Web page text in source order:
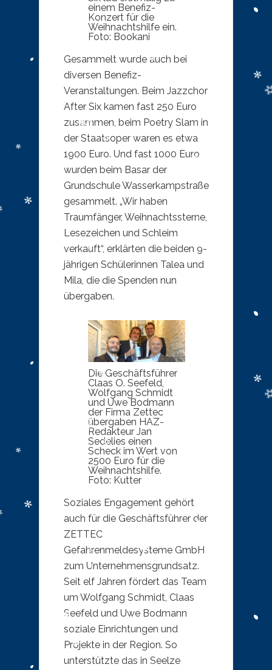
einem Benefiz-
Konzert für die
Weihnachtshilfe ein.
Foto: Bookani
Gesammelt wurde auch bei
diversen Benefiz-
Veranstaltungen. Beim Jazzchor
After Six kamen fast 250 Euro
zusammen, beim Poetry Slam in
der Staatsoper waren es etwa
1900 Euro. Und fast 1000 Euro
wurden beim Basar der
Grundschule Wasserkampstraße
gesammelt. „Wir haben
Traumfänger, Weihnachtssterne,
Lesezeichen und Schleim
verkauft“, erklärten die beiden 9-
jährigen Schülerinnen Talea und
Mila, die die Spenden nun
übergaben.
Die Geschäftsführer
Claas O. Seefeld,
Wolfgang Schmidt
und Uwe Bodmann
der Firma Zettec
übergaben HAZ-
Redakteur Jan
Sedelies einen
Scheck im Wert von
2500 Euro für die
Weihnachtshilfe.
Foto: Kutter
Soziales Engagement gehört
auch für die Geschäftsführer der
ZETTEC
Gefahrenmeldesysteme GmbH
zum Unternehmensgrundsatz.
Seit elf Jahren fördert das Team
um Wolfgang Schmidt, Claas
Seefeld und Uwe Bodmann
soziale Einrichtungen und
Projekte in der Region. So
unterstützte das in Seelze